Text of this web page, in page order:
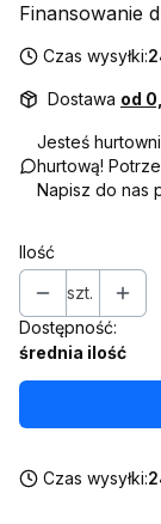
Finansowanie
Czas wysyłki:
Dostawa od
Jesteś
hurtową!
Napisz do nas
Ilość
szt.
Dostępność:
średnia ilość
Czas wysyłki: